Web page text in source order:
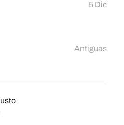
5 Dic
Antiguas